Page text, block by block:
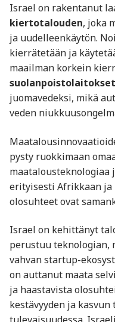
Israel on rakentanut
kiertotalouden, joka
ja uudelleenkäytön.
kierrätetään ja
maailman korkein
suolanpoistolaitokset
juomavedeksi, mikä
veden
pysty ruokkimaan
maatalousteknologiaa
erityisesti Afrikkaan ja
olosuhteet ovat
Israel on kehittänyt
perustuu teknologian,
vahvan startup-
on auttanut maata
ja haastavista
kestävyyden ja kasvun